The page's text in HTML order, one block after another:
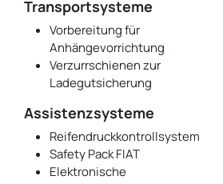
Transportsysteme
Vorbereitung für
Anhängevorrichtung
Verzurrschienen zur
Ladegutsicherung
Assistenzsysteme
Reifendruckkontrollsystem
Safety Pack FIAT
Elektronische